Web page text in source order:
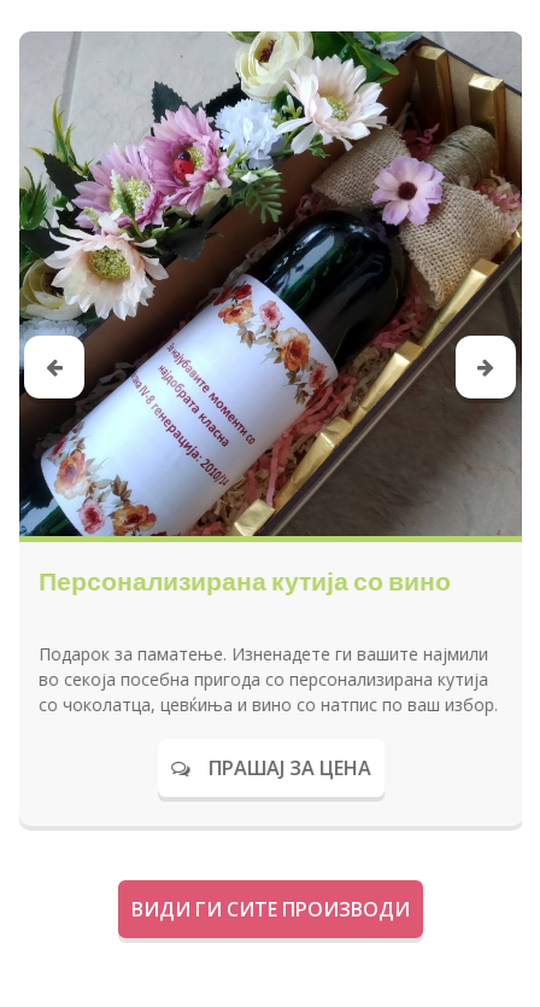
Персонализирана кутија со вино
Подарок за паматење. Изненадете ги вашите најмили
во секоја посебна пригода со персонализирана кутија
со чоколатца, цевќиња и вино со натпис по ваш избор.
ПРАШАЈ ЗА ЦЕНА
ВИДИ ГИ СИТЕ ПРОИЗВОДИ